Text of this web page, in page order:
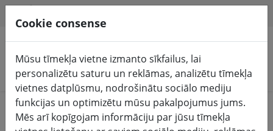
Meklēt produktus
Home
Pasaku gaismas un apgaismojums
Pasaku gaismas
Cookie consense
Mūsu tīmekļa vietne izmanto sīkfailus, lai
personalizētu saturu un reklāmas, analizētu tīmekļa
vietnes datplūsmu, nodrošinātu sociālo mediju
funkcijas un optimizētu mūsu pakalpojumus jums.
Mēs arī kopīgojam informāciju par jūsu tīmekļa